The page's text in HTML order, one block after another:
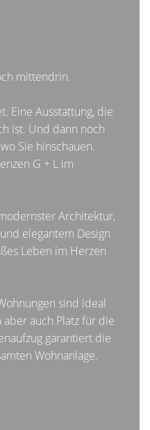
mittendrin.
Eine Ausstattung, die
ist. Und dann noch
Sie hinschauen.
G + L im
Architektur,
elegantem Design
Leben im Herzen
sind ideal
auch Platz für die
garantiert die
Wohnanlage.